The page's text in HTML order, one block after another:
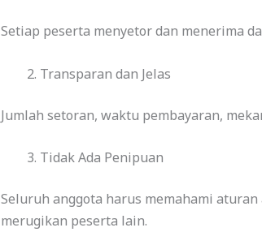
Setiap peserta menyetor dan menerima
Transparan dan Jelas
Jumlah setoran, waktu pembayaran,
Tidak Ada Penipuan
Seluruh anggota harus memahami
merugikan peserta lain.